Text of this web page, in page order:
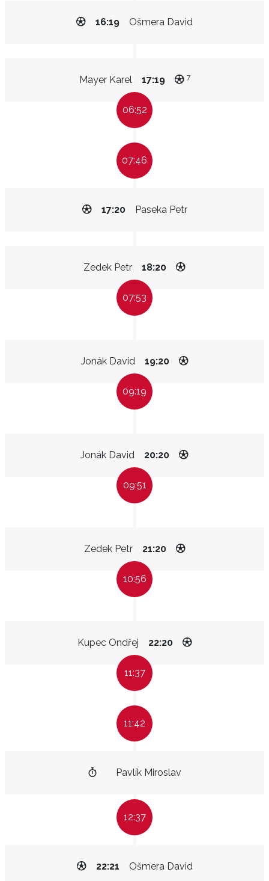
Ošmera David
16:19
Mayer Karel 17:19 7
06:52
07:46
Paseka Petr
17:20
Zedek Petr 18:20
07:53
Jonák David 19:20
09:19
Jonák David 20:20
09:51
Zedek Petr 21:20
10:56
Kupec Ondřej 22:20
11:37
11:42
Pavlík Miroslav
12:37
Ošmera David
22:21